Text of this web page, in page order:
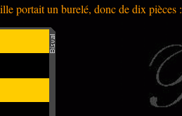
portait un burelé, donc de dix pièces :